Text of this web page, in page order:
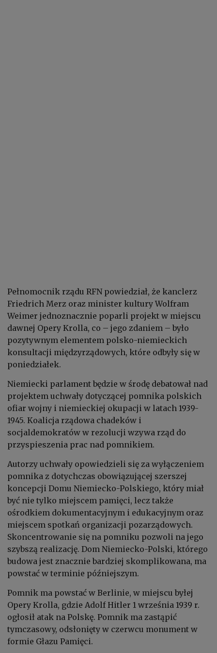
Pełnomocnik rządu RFN powiedział, że kanclerz
Friedrich Merz oraz minister kultury Wolfram
Weimer jednoznacznie poparli projekt w miejscu
dawnej Opery Krolla, co – jego zdaniem – było
pozytywnym elementem polsko-niemieckich
konsultacji międzyrządowych, które odbyły się w
poniedziałek.
Niemiecki parlament będzie w środę debatował nad
projektem uchwały dotyczącej pomnika polskich
ofiar wojny i niemieckiej okupacji w latach 1939-
1945. Koalicja rządowa chadeków i
socjaldemokratów w rezolucji wzywa rząd do
przyspieszenia prac nad pomnikiem.
Autorzy uchwały opowiedzieli się za wyłączeniem
pomnika z dotychczas obowiązującej szerszej
koncepcji Domu Niemiecko-Polskiego, który miał
być nie tylko miejscem pamięci, lecz także
ośrodkiem dokumentacyjnym i edukacyjnym oraz
miejscem spotkań organizacji pozarządowych.
Skoncentrowanie się na pomniku pozwoli na jego
szybszą realizację. Dom Niemiecko-Polski, którego
budowa jest znacznie bardziej skomplikowana, ma
powstać w terminie późniejszym.
Pomnik ma powstać w Berlinie, w miejscu byłej
Opery Krolla, gdzie Adolf Hitler 1 września 1939 r.
ogłosił atak na Polskę. Pomnik ma zastąpić
tymczasowy, odsłonięty w czerwcu monument w
formie Głazu Pamięci.